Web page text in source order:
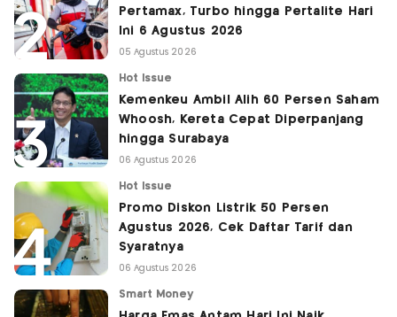
Pertamax, Turbo hingga Pertalite Hari
Ini 6 Agustus 2026
05 Agustus 2026
Hot Issue
Kemenkeu Ambil Alih 60 Persen Saham
Whoosh, Kereta Cepat Diperpanjang
hingga Surabaya
06 Agustus 2026
Hot Issue
Promo Diskon Listrik 50 Persen
Agustus 2026, Cek Daftar Tarif dan
Syaratnya
06 Agustus 2026
Smart Money